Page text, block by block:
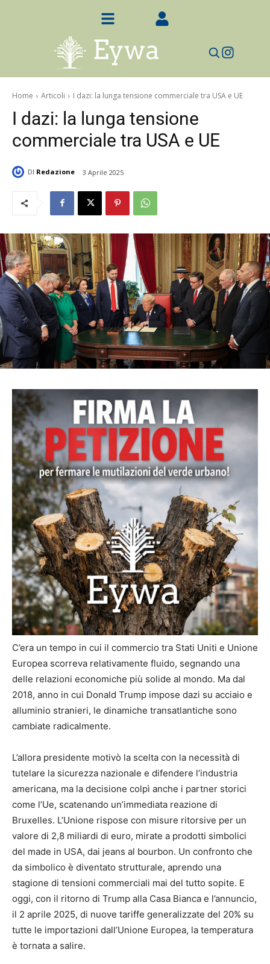
Home Articoli I dazi: la lunga tensione commerciale tra USA e UE
I dazi: la lunga tensione
commerciale tra USA e UE
DI Redazione 3 Aprile 2025
C’era un tempo in cui il commercio tra Stati Uniti e Unione
Europea scorreva relativamente fluido, segnando una
delle relazioni economiche più solide al mondo. Ma dal
2018, anno in cui Donald Trump impose dazi su acciaio e
alluminio stranieri, le dinamiche transatlantiche sono
cambiate radicalmente.
L’allora presidente motivò la scelta con la necessità di
tutelare la sicurezza nazionale e difendere l’industria
americana, ma la decisione colpì anche i partner storici
come l’Ue, scatenando un’immediata reazione di
Bruxelles. L’Unione rispose con misure ritorsive per un
valore di 2,8 miliardi di euro, mirate a prodotti simbolici
del made in USA, dai jeans al bourbon. Un confronto che
da simbolico è diventato strutturale, aprendo una
stagione di tensioni commerciali mai del tutto sopite. E
oggi, con il ritorno di Trump alla Casa Bianca e l’annuncio,
il 2 aprile 2025, di nuove tariffe generalizzate del 20% su
tutte le importazioni dall’Unione Europea, la temperatura
è tornata a salire.